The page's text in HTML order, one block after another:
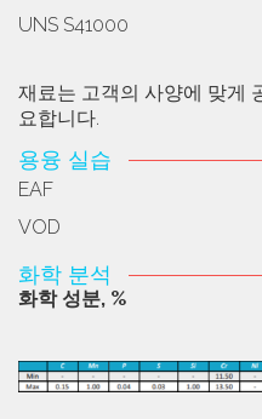
UNS S41000
재료는 고객의 사양에 맞게
요합니다.
용융 실습
EAF
VOD
화학 분석
화학 성분, %